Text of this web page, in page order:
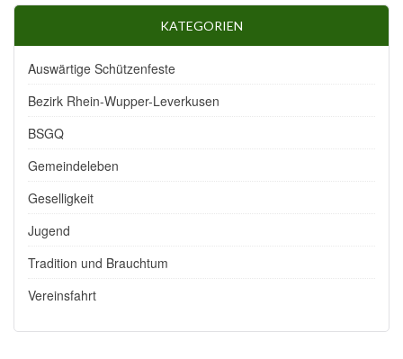
KATEGORIEN
Auswärtige Schützenfeste
Bezirk Rhein-Wupper-Leverkusen
BSGQ
Gemeindeleben
Geselligkeit
Jugend
Tradition und Brauchtum
Vereinsfahrt